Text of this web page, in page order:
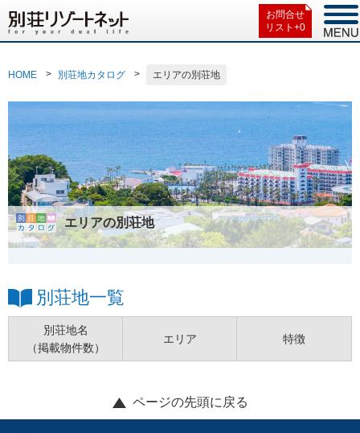
お問合せ
リスト+0
HOME 別荘地カタログ エリアの別荘地
エリアの別荘地
別荘地一覧
別荘地名
（掲載物件数）
エリア 特徴
ページの先頭に戻る